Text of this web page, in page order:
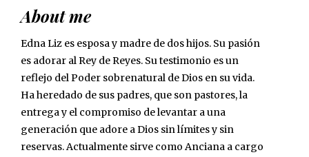
About me
Edna Liz es esposa y madre de dos hijos. Su pasión
es adorar al Rey de Reyes. Su testimonio es un
reflejo del Poder sobrenatural de Dios en su vida.
Ha heredado de sus padres, que son pastores, la
entrega y el compromiso de levantar a una
generación que adore a Dios sin límites y sin
reservas. Actualmente sirve como Anciana a cargo